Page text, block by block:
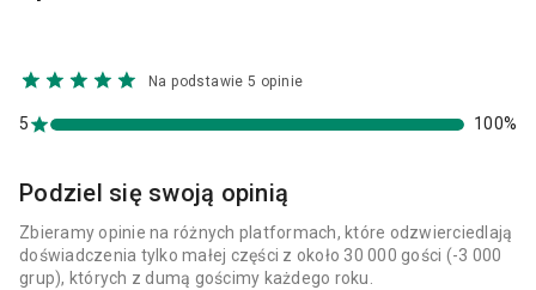
Na podstawie 5 opinie
5 100%
Podziel się swoją opinią
Zbieramy opinie na różnych platformach, które odzwierciedlają
doświadczenia tylko małej części z około 30 000 gości (-3 000
grup), których z dumą gościmy każdego roku.